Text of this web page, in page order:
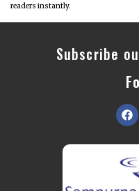
readers instantly.
Subscribe